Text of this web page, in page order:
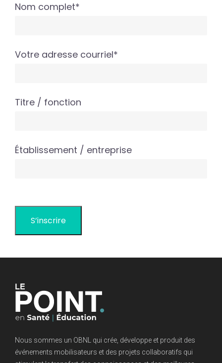
Nom complet*
Votre adresse courriel*
Titre / fonction
Établissement / entreprise
Nous sommes un OBNL qui crée, développe et produit des
événements mobilisateurs et des projets collaboratifs qui